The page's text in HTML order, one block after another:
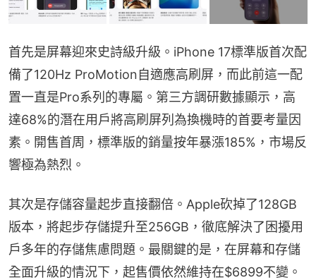
首先是屏幕迎來史詩級升級。iPhone 17標準版首次配
備了120Hz ProMotion自適應高刷屏，而此前這一配
置一直是Pro系列的專屬。第三方調研數據顯示，高
達68%的潛在用戶將高刷屏列為換機時的首要考量因
素。開售首周，標準版的銷量按年暴漲185%，市場反
響極為熱烈。
其次是存儲容量起步直接翻倍。Apple砍掉了128GB
版本，將起步存儲提升至256GB，徹底解決了困擾用
戶多年的存儲焦慮問題。最關鍵的是，在屏幕和存儲
全面升級的情況下，起售價依然維持在$6899不變。